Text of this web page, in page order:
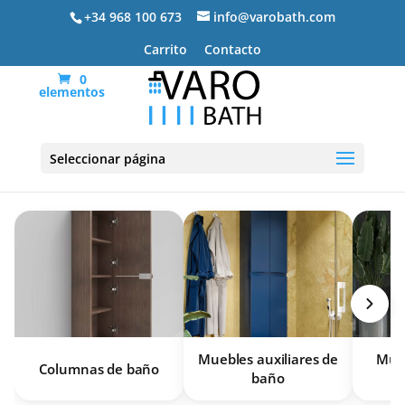
+34 968 100 673
info@varobath.com
Carrito
Contacto
0
elementos
Seleccionar páginaMuebles de baño
Columnas de baño
Muebles auxiliares de
baño